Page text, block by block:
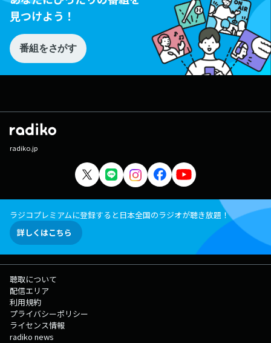
見つけよう！
番組をさがす
radiko.jp
ラジコプレミアムに登録すると日本全国のラジオが聴き放題！
詳しくはこちら
聴取について
配信エリア
利用規約
プライバシーポリシー
ライセンス情報
radiko news